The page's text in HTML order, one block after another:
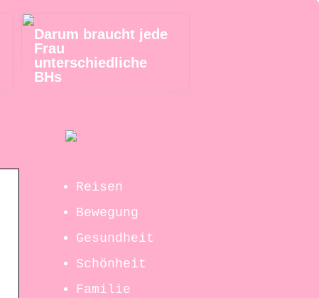
Darum braucht jede
Frau
unterschiedliche
BHs
Reisen
Bewegung
Gesundheit
Schönheit
Familie